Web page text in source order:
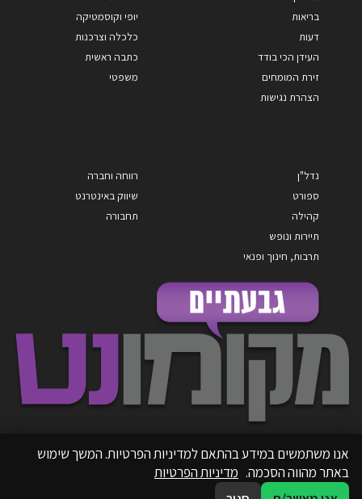
בריאות
דעות
העידן הכי בודד
זירת המומחים
הצהרת נגישות
יופי וקוסמטיקה
כלכלה וצרכנות
כתבה ראשית
משפטי
נדל"ן
ספורט
קהילה
תיירות ונופש
תרבות, חינוך ופנאי
רווחה וחברה
שיווק באינטרנט
תחבורה
אנו משתמשים במידע בהתאם למדיניות הפרטיות. המשך שימוש
באתר מהווה הסכמה. מדיניות הפרטיות